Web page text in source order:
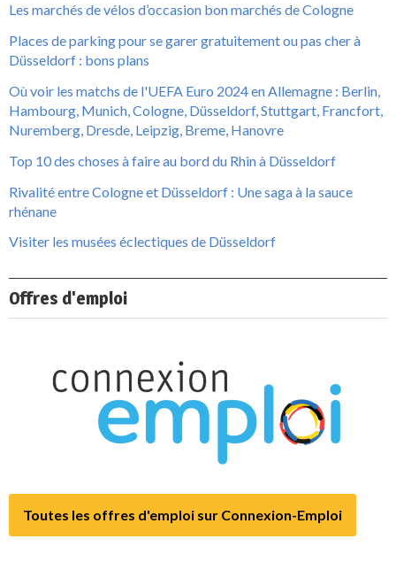
Les marchés de vélos d’occasion bon marchés de Cologne
Places de parking pour se garer gratuitement ou pas cher à
Düsseldorf : bons plans
Où voir les matchs de l'UEFA Euro 2024 en Allemagne : Berlin,
Hambourg, Munich, Cologne, Düsseldorf, Stuttgart, Francfort,
Nuremberg, Dresde, Leipzig, Breme, Hanovre
Top 10 des choses à faire au bord du Rhin à Düsseldorf
Rivalité entre Cologne et Düsseldorf : Une saga à la sauce
rhénane
Visiter les musées éclectiques de Düsseldorf
Offres d'emploi
Toutes les offres d'emploi sur Connexion-Emploi